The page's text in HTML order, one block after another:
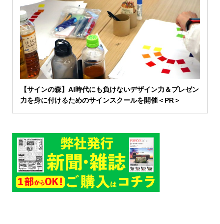
【サインの森】AI時代にも負けないデザイン力＆プレゼン
力を身に付けるためのサインスクールを開催＜PR＞